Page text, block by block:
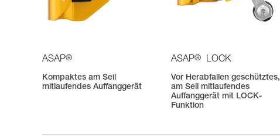
ASAP®
Kompaktes am Seil
mitlaufendes Auffanggerät
ASAP® LOCK
Vor Herabfallen geschütztes,
am Seil mitlaufendes
Auffanggerät mit LOCK-
Funktion